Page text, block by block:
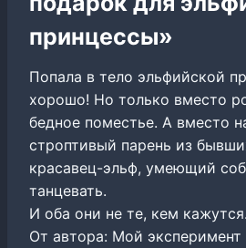
принцессы»
Попала в тело эльфийской
хорошо! Но только вместо
бедное поместье. А вместо
строптивый парень из
красавец-эльф, умеющий
танцевать.
И оба они не те, кем
От автора: Мой эксперимент